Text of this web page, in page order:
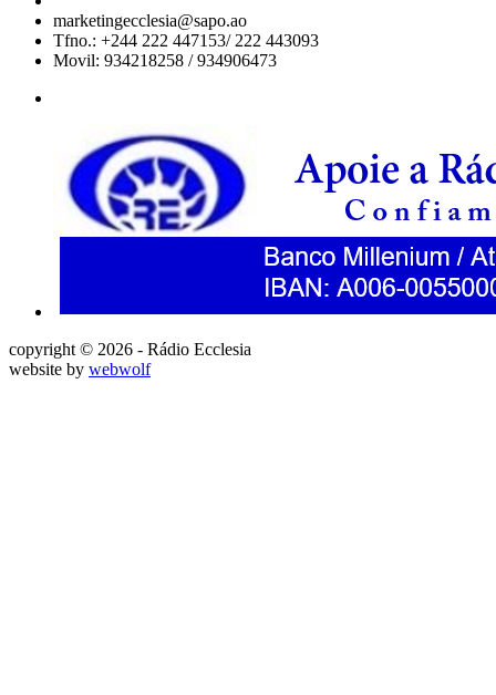
marketingecclesia@sapo.ao
Tfno.: +244 222 447153/ 222 443093
Movil: 934218258 / 934906473
copyright © 2026 - Rádio Ecclesia
website by webwolf